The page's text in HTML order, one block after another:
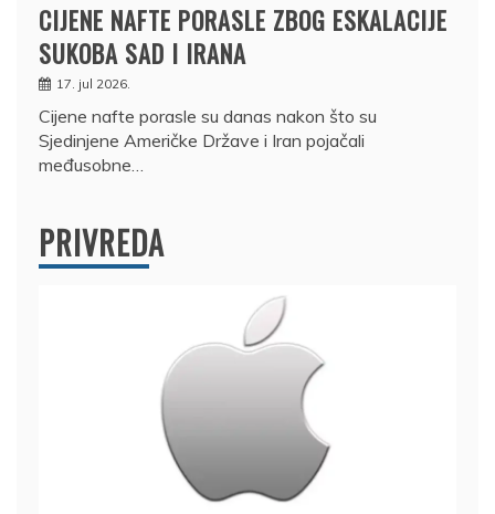
CIJENE NAFTE PORASLE ZBOG ESKALACIJE
SUKOBA SAD I IRANA
17. jul 2026.
Cijene nafte porasle su danas nakon što su
Sjedinjene Američke Države i Iran pojačali
međusobne…
PRIVREDA